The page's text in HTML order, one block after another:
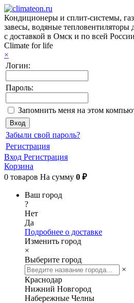
Кондиционеры и сплит-системы,
завесы, водяные тепловентиляторы
с доставкой в Омск и по всей
Climate for life
×
Логин:
Пароль:
Запомнить меня на этом
Забыли свой пароль?
Регистрация
Вход Регистрация
Корзина
0 товаров На сумму 0 ₽
Ваш город
?
Нет
Да
Подробнее о доставке
Изменить город
×
Выберите город
×
Краснодар
Нижний Новгород
Набережные Челны